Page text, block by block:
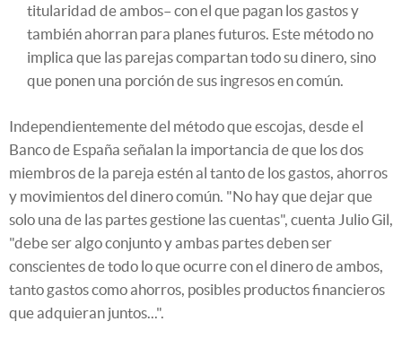
titularidad de ambos– con el que pagan los gastos y
también ahorran para planes futuros. Este método no
implica que las parejas compartan todo su dinero, sino
que ponen una porción de sus ingresos en común.
Independientemente del método que escojas, desde el
Banco de España señalan la importancia de que los dos
miembros de la pareja estén al tanto de los gastos, ahorros
y movimientos del dinero común. "No hay que dejar que
solo una de las partes gestione las cuentas", cuenta Julio Gil,
"debe ser algo conjunto y ambas partes deben ser
conscientes de todo lo que ocurre con el dinero de ambos,
tanto gastos como ahorros, posibles productos financieros
que adquieran juntos...".